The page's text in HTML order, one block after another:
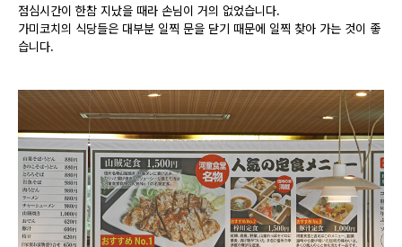
점심시간이 한참 지났을 때라 손님이 거의 없었습니다.
가미코치의 식당들은 대부분 일찍 문을 닫기 때문에 일찍 찾아 가는 것이 좋
습니다.